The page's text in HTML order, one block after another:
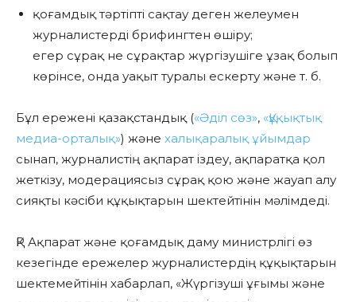
қоғамдық тәртіпті сақтау деген желеумен
журналистерді брифингтен өшіру;
егер сұрақ не сұрақтар жүргізушіге ұзақ болып
көрінсе, онда уақыт туралы ескерту және т. б.
Бұл ережені қазақстандық («Әділ сөз», «Құқықтық
медиа-орталық») және халықаралық ұйымдар
сынап, журналистің ақпарат іздеу, ақпаратқа қол
жеткізу, модерациясыз сұрақ қою және жауап алу
сияқты кәсіби құқықтарын шектейтінін мәлімдеді.
ҚР Ақпарат және қоғамдық даму министрлігі өз
кезегінде ережелер журналистердің құқықтарын
шектемейтінін хабарлап, «Жүргізуші ұғымы және